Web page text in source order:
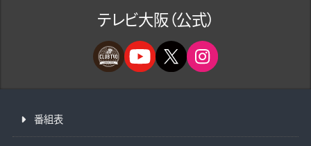
テレビ大阪（公式）
番組表